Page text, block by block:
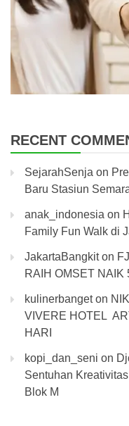
RECENT
SejarahSenja on
Baru Stasiun
anak_indonesia on
Family Fun Walk di
JakartaBangkiton
RAIH OMSET NAIK
kulinerbangeton
VIVERE HOTEL
HARI
kopi_dan_seni on
Sentuhan
Blok M